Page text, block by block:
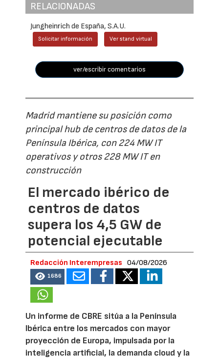
RELACIONADAS
Jungheinrich de España, S.A.U.
Solicitar información Ver stand virtual
ver/escribir comentarios
Madrid mantiene su posición como
principal hub de centros de datos de la
Península Ibérica, con 224 MW IT
operativos y otros 228 MW IT en
construcción
El mercado ibérico de
centros de datos
supera los 4,5 GW de
potencial ejecutable
Redacción Interempresas 04/08/2026
1686
Un informe de CBRE sitúa a la Península
Ibérica entre los mercados con mayor
proyección de Europa, impulsada por la
inteligencia artificial, la demanda cloud y la